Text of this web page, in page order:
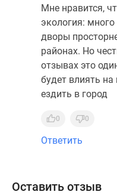
Мне нравится,
экология:
дворы
районах. Но
отзывах это
будет влиять на
ездить в город
0 0
Ответить
Оставить отзыв